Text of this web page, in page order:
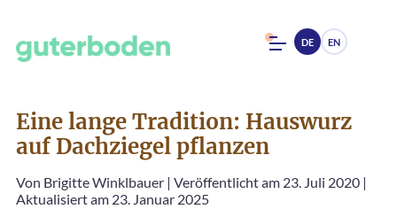
DE EN
Eine lange Tradition: Hauswurz
auf Dachziegel pflanzen
Von Brigitte Winklbauer | Veröffentlicht am 23. Juli 2020 |
Aktualisiert am 23. Januar 2025